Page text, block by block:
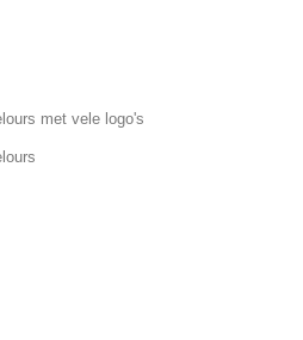
met vele logo's